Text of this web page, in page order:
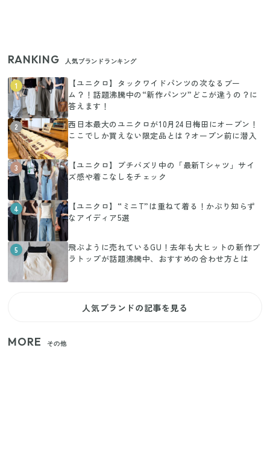
RANKING 人気ブランドランキング
1
【ユニクロ】タックワイドパンツの次なるブー
ム？！話題沸騰中の“新作パンツ”どこが違うの？に
答えます！
2
西日本最大のユニクロが10月24日梅田にオープン！
ここでしか買えない限定品とは？オープン前に潜入
3
【ユニクロ】プチバズリ中の「最新Tシャツ」サイ
ズ感や着こなしをチェック
4
【ユニクロ】“ミニT”は重ねて着る！かぶり知らず
なアイディア5選
5
飛ぶように売れているGU！去年も大ヒットの新作ブ
ラトップが話題沸騰中、おすすめの合わせ方とは
人気ブランドの記事を見る
MORE その他